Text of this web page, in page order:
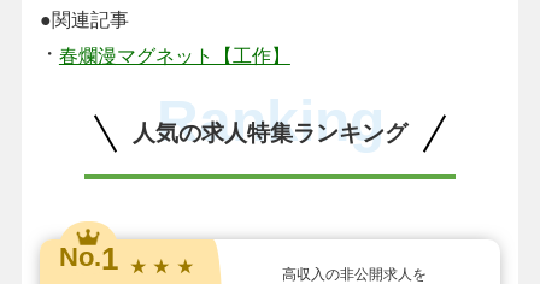
●関連記事
・ 春爛漫マグネット【工作】
人気の求人特集ランキング
Ranking
No.1 ★ ★ ★
高収入の非公開求人を